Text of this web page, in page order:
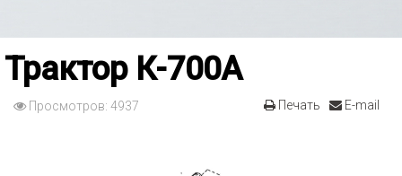
Трактор К-700А
Печать E-mail
Просмотров: 4937